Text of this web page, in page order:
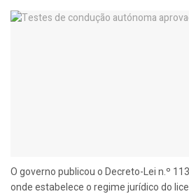
O governo publicou o Decreto-Lei n.º
onde estabelece o regime jurídico do